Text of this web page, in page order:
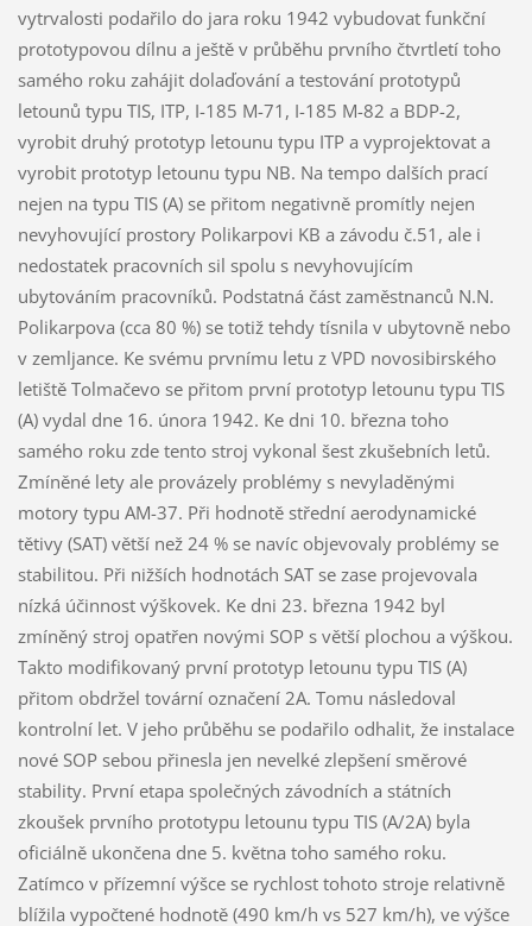
vytrvalosti podařilo do jara roku 1942 vybudovat funkční
prototypovou dílnu a ještě v průběhu prvního čtvrtletí toho
samého roku zahájit dolaďování a testování prototypů
letounů typu TIS, ITP, I-185 M-71, I-185 M-82 a BDP-2,
vyrobit druhý prototyp letounu typu ITP a vyprojektovat a
vyrobit prototyp letounu typu NB. Na tempo dalších prací
nejen na typu TIS (A) se přitom negativně promítly nejen
nevyhovující prostory Polikarpovi KB a závodu č.51, ale i
nedostatek pracovních sil spolu s nevyhovujícím
ubytováním pracovníků. Podstatná část zaměstnanců N.N.
Polikarpova (cca 80 %) se totiž tehdy tísnila v ubytovně nebo
v zemljance. Ke svému prvnímu letu z VPD novosibirského
letiště Tolmačevo se přitom první prototyp letounu typu TIS
(A) vydal dne 16. února 1942. Ke dni 10. března toho
samého roku zde tento stroj vykonal šest zkušebních letů.
Zmíněné lety ale provázely problémy s nevyladěnými
motory typu AM-37. Při hodnotě střední aerodynamické
tětivy (SAT) větší než 24 % se navíc objevovaly problémy se
stabilitou. Při nižších hodnotách SAT se zase projevovala
nízká účinnost výškovek. Ke dni 23. března 1942 byl
zmíněný stroj opatřen novými SOP s větší plochou a výškou.
Takto modifikovaný první prototyp letounu typu TIS (A)
přitom obdržel tovární označení 2A. Tomu následoval
kontrolní let. V jeho průběhu se podařilo odhalit, že instalace
nové SOP sebou přinesla jen nevelké zlepšení směrové
stability. První etapa společných závodních a státních
zkoušek prvního prototypu letounu typu TIS (A/2A) byla
oficiálně ukončena dne 5. května toho samého roku.
Zatímco v přízemní výšce se rychlost tohoto stroje relativně
blížila vypočtené hodnotě (490 km/h vs 527 km/h), ve výšce